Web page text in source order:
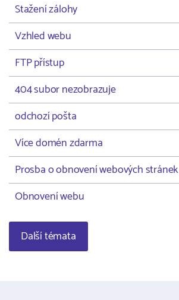
Stažení zálohy
Vzhled webu
FTP přístup
404 subor nezobrazuje
odchozí pošta
Více domén zdarma
Prosba o obnovení webových stránek
Obnovení webu
Další témata